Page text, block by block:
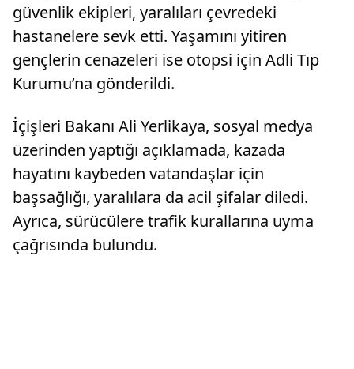
güvenlik ekipleri, yaralıları çevredeki
hastanelere sevk etti. Yaşamını yitiren
gençlerin cenazeleri ise otopsi için Adli Tıp
Kurumu’na gönderildi.
İçişleri Bakanı Ali Yerlikaya, sosyal medya
üzerinden yaptığı açıklamada, kazada
hayatını kaybeden vatandaşlar için
başsağlığı, yaralılara da acil şifalar diledi.
Ayrıca, sürücülere trafik kurallarına uyma
çağrısında bulundu.